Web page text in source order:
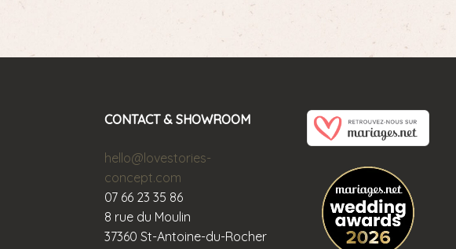
CONTACT & SHOWROOM
hello@lovestories-
concept.com
07 66 23 35 86
8 rue du Moulin
37360 St-Antoine-du-Rocher